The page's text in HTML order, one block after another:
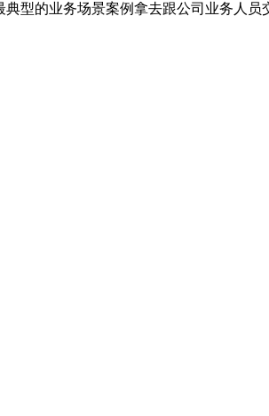
型的业务场景案例拿去跟公司业务人员